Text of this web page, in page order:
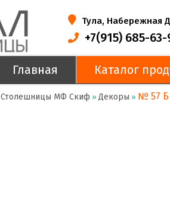
Тула, Набережная
+7(915) 685-63-
Главная Каталог
Столешницы МФ Скиф » Декоры » № 57 Б